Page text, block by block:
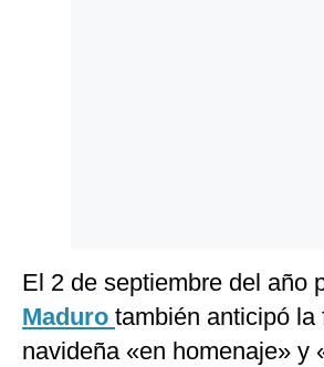
El 2 de septiembre del año
Maduro también anticipó la
navideña «en homenaje» y